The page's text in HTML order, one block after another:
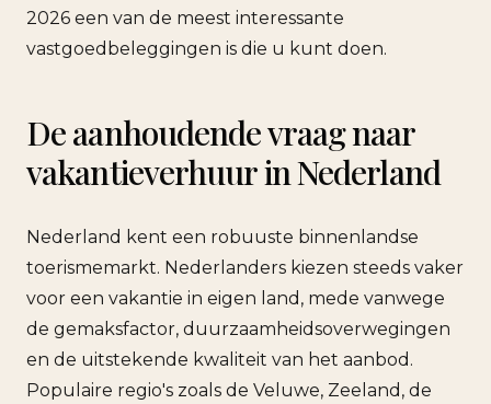
2026 een van de meest interessante
vastgoedbeleggingen is die u kunt doen.
De aanhoudende vraag naar
vakantieverhuur in Nederland
Nederland kent een robuuste binnenlandse
toerismemarkt. Nederlanders kiezen steeds vaker
voor een vakantie in eigen land, mede vanwege
de gemaksfactor, duurzaamheidsoverwegingen
en de uitstekende kwaliteit van het aanbod.
Populaire regio's zoals de Veluwe, Zeeland, de